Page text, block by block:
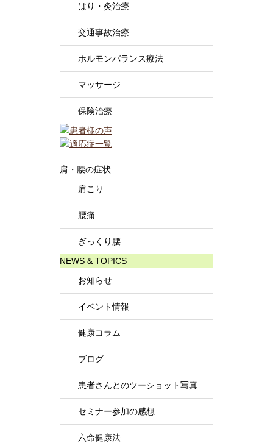
はり・灸治療
交通事故治療
ホルモンバランス療法
マッサージ
保険治療
肩・腰の症状
肩こり
腰痛
ぎっくり腰
NEWS & TOPICS
お知らせ
イベント情報
健康コラム
ブログ
患者さんとのツーショット写真
セミナー参加の感想
六命健康法